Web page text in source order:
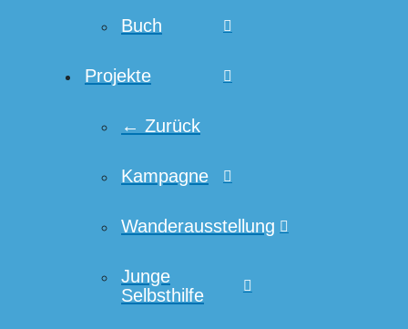
Buch
Projekte
← Zurück
Kampagne
Wanderausstellung
Junge
Selbsthilfe